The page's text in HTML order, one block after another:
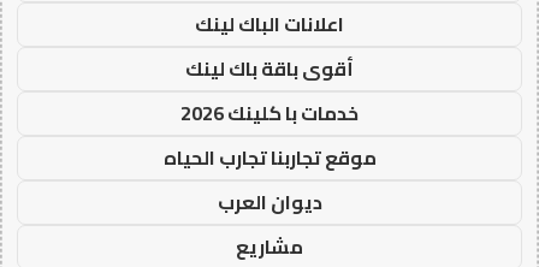
اعلانات الباك لينك
أقوى باقة باك لينك
خدمات با كلينك 2026
موقع تجاربنا تجارب الحياه
ديوان العرب
مشاريع